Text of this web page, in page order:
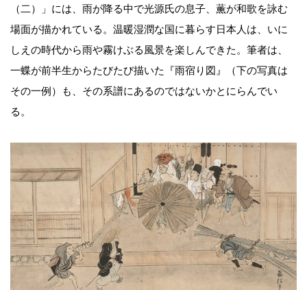
（二）」には、雨が降る中で光源氏の息子、薫が和歌を詠む
場面が描かれている。温暖湿潤な国に暮らす日本人は、いに
しえの時代から雨や霧けぶる風景を楽しんできた。筆者は、
一蝶が前半生からたびたび描いた『雨宿り図』（下の写真は
その一例）も、その系譜にあるのではないかとにらんでい
る。